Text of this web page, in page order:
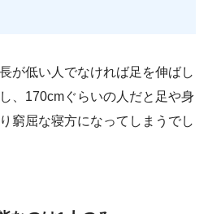
が低い人でなければ足を伸ばし
、170cmぐらいの人だと足や身
窮屈な寝方になってしまうでし